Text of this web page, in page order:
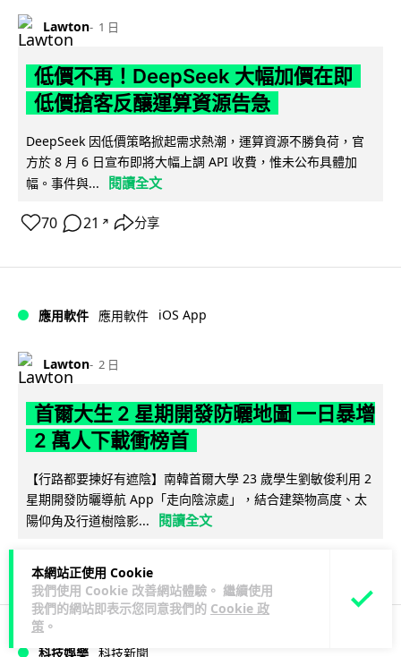
本網站正使用 Cookie
我們使用 Cookie 改善網站體驗。 繼續使用
我們的網站即表示您同意我們的 Cookie 政
策 。
Lawton 1 日
低價不再！DeepSeek 大幅加價在即
低價搶客反釀運算資源告急
DeepSeek 因低價策略掀起需求熱潮，運算資源不勝負荷，官
方於 8 月 6 日宣布即將大幅上調 API 收費，惟未公布具體加
幅。事件與...
閱讀全文
70 21 ↗ 分享
應用軟件 應用軟件 iOS App
Lawton 2 日
首爾大生 2 星期開發防曬地圖 一日暴增
2 萬人下載衝榜首
【行路都要揀好有遮陰】南韓首爾大學 23 歲學生劉敏俊利用 2
星期開發防曬導航 App「走向陰涼處」，結合建築物高度、太
陽仰角及行道樹陰影...
閱讀全文
科技娛樂 科技新聞